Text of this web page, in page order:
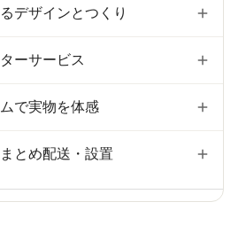
デザインとつくり
ーサービス
で実物を体感
とめ配送・設置